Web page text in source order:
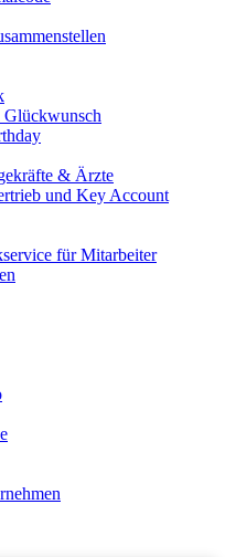
Glückwunsch
& Ärzte
und Key Account
für Mitarbeiter